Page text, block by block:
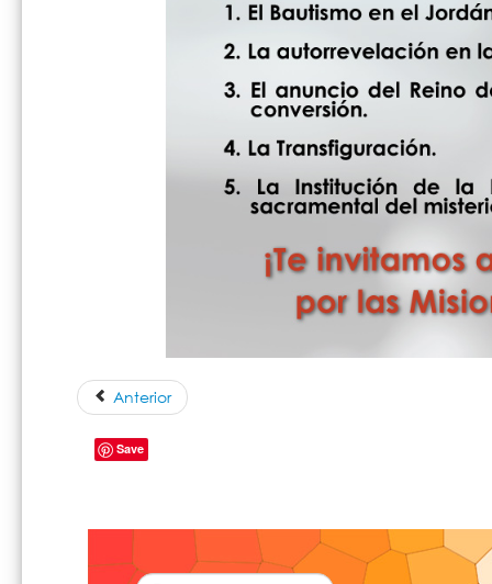
Anterior
Save